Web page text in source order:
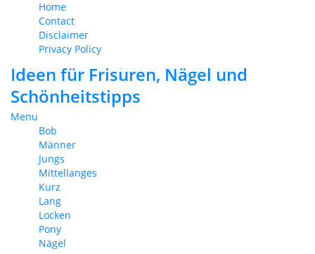
Home
Contact
Disclaimer
Privacy Policy
Ideen für Frisuren, Nägel und
Schönheitstipps
Menu
Bob
Männer
Jungs
Mittellanges
Kurz
Lang
Locken
Pony
Nägel